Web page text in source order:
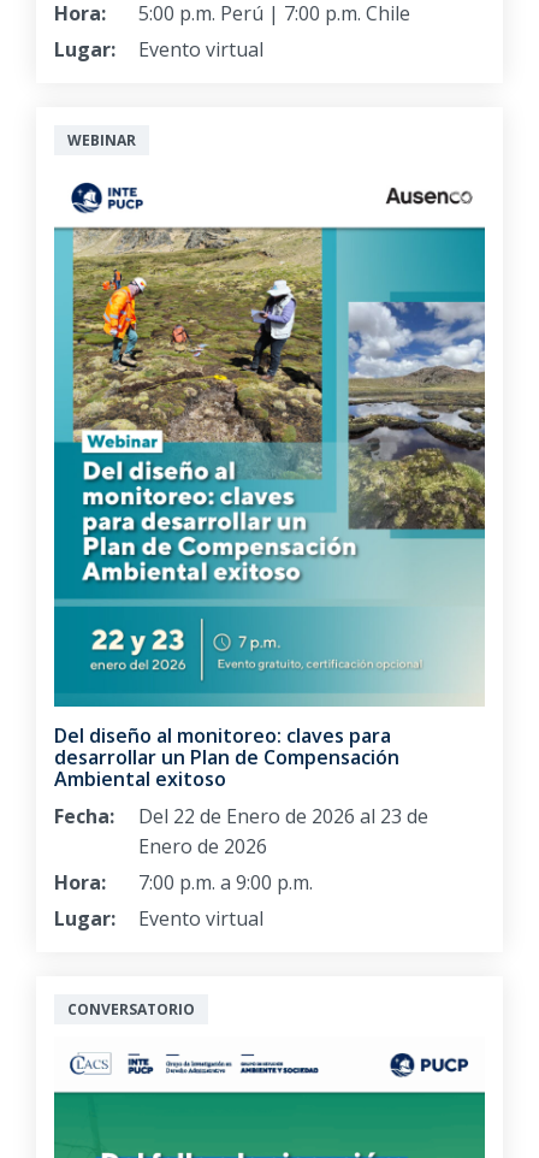
Hora:
5:00 p.m. Perú | 7:00 p.m. Chile
Lugar:
Evento virtual
WEBINAR
Del diseño al monitoreo: claves para
desarrollar un Plan de Compensación
Ambiental exitoso
Fecha:
Del 22 de Enero de 2026 al 23 de
Enero de 2026
Hora:
7:00 p.m. a 9:00 p.m.
Lugar:
Evento virtual
CONVERSATORIO